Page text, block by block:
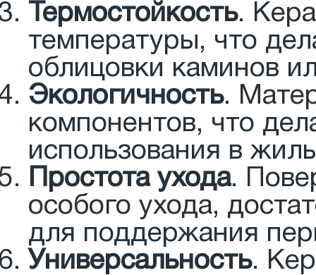
Термостойкость.
температуры, что
облицовки каминов
Экологичность.
компонентов, что
использования в
Простота ухода.
особого ухода,
для поддержания
Универсальность.